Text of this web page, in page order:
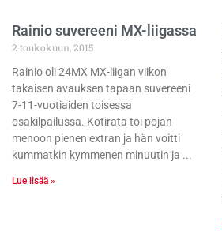
Rainio suvereeni MX-liigassa
2 toukokuun, 2015
Rainio oli 24MX MX-liigan viikon
takaisen avauksen tapaan suvereeni
7-11-vuotiaiden toisessa
osakilpailussa. Kotirata toi pojan
menoon pienen extran ja hän voitti
kummatkin kymmenen minuutin ja
Lue lisää »